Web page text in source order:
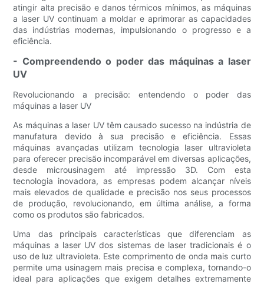
atingir alta precisão e danos térmicos mínimos, as máquinas
a laser UV continuam a moldar e aprimorar as capacidades
das indústrias modernas, impulsionando o progresso e a
eficiência.
- Compreendendo o poder das máquinas a laser
UV
Revolucionando a precisão: entendendo o poder das
máquinas a laser UV
As máquinas a laser UV têm causado sucesso na indústria de
manufatura devido à sua precisão e eficiência. Essas
máquinas avançadas utilizam tecnologia laser ultravioleta
para oferecer precisão incomparável em diversas aplicações,
desde microusinagem até impressão 3D. Com esta
tecnologia inovadora, as empresas podem alcançar níveis
mais elevados de qualidade e precisão nos seus processos
de produção, revolucionando, em última análise, a forma
como os produtos são fabricados.
Uma das principais características que diferenciam as
máquinas a laser UV dos sistemas de laser tradicionais é o
uso de luz ultravioleta. Este comprimento de onda mais curto
permite uma usinagem mais precisa e complexa, tornando-o
ideal para aplicações que exigem detalhes extremamente